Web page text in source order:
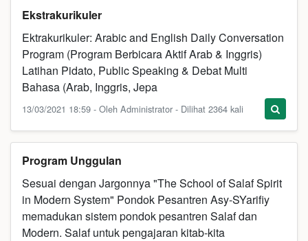
Ekstrakurikuler
Ektrakurikuler: Arabic and English Daily Conversation
Program (Program Berbicara Aktif Arab & Inggris)
Latihan Pidato, Public Speaking & Debat Multi
Bahasa (Arab, Inggris, Jepa
13/03/2021 18:59 - Oleh Administrator - Dilihat 2364 kali
Program Unggulan
Sesuai dengan Jargonnya "The School of Salaf Spirit
in Modern System" Pondok Pesantren Asy-SYarifiy
memadukan sistem pondok pesantren Salaf dan
Modern. Salaf untuk pengajaran kitab-kita